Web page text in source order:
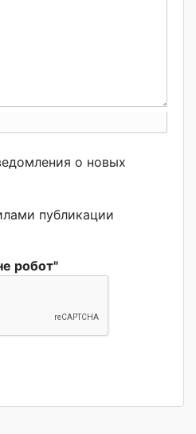
о новых
публикации
робот"